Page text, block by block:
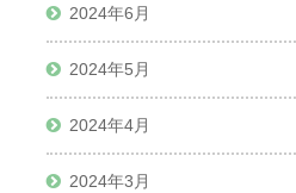
2024年6月
2024年5月
2024年4月
2024年3月